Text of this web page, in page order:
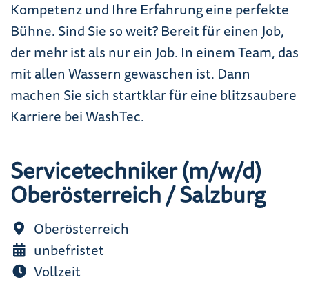
Servicetechniker (m/w/d)
Oberösterreich / Salzburg
Oberösterreich
unbefristet
Vollzeit
Kompetenz und Ihre Erfahrung eine perfekte
Bühne. Sind Sie so weit? Bereit für einen Job,
der mehr ist als nur ein Job. In einem Team, das
mit allen Wassern gewaschen ist. Dann
machen Sie sich startklar für eine blitzsaubere
Karriere bei WashTec.